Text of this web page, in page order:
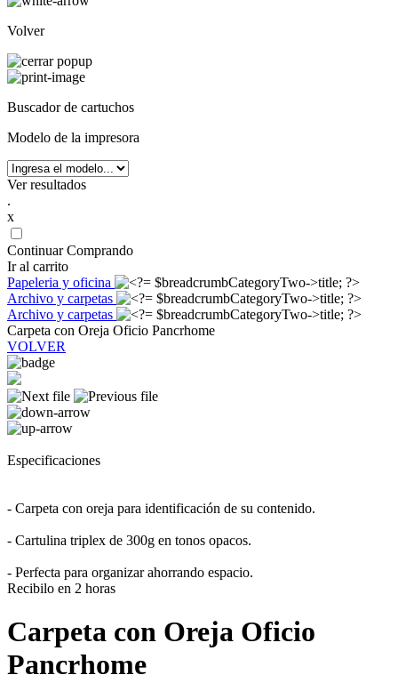
Volver
Buscador de cartuchos
Modelo de la impresora
Ver resultados
.
x
Continuar Comprando
Ir al carrito
Papeleria y oficina
Archivo y carpetas
Archivo y carpetas
Carpeta con Oreja Oficio Pancrhome
VOLVER
Especificaciones
- Carpeta con oreja para identificación de su contenido.
- Cartulina triplex de 300g en tonos opacos.
- Perfecta para organizar ahorrando espacio.
Recibilo en 2 horas
Carpeta con Oreja Oficio
Pancrhome